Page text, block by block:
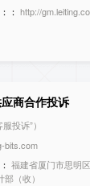
： http://
商合作投诉
投诉”）
bits.com
福建省厦门市思明
（收）